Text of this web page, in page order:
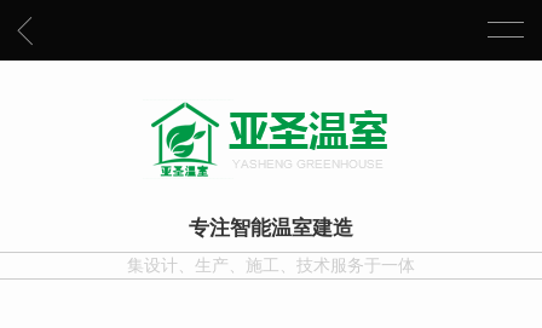
专注智能温室建造
集设计、生产、施工、技术服务于一体